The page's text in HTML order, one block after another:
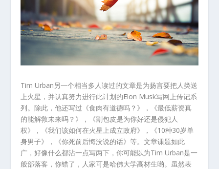
Tim Urban另一个相当多人读过的文章是为扬言要把人类送
上火星，并认真努力进行此计划的Elon Musk写网上传记系
列。除此，他还写过《食肉有道德吗？》，《最低薪资真
的能解救未来吗？》，《割包皮是为你好还是侵犯人
权》，《我们该如何在火星上成立政府》，《10种30岁单
身男子》，《你死前后悔没说的话》等。文章课题如此
广，好像什么都沾一点写两下，你可能以为Tim Urban是一
般部落客，你错了，人家可是哈佛大学高材生哟。虽然表